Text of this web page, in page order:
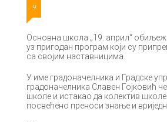
9
Основна школа „19. април“
уз пригодан програм који су
са својим наставницима.
У име градоначелника и Градске
градоначелника Славен Гојковић
школе и истакао да колектив
посвећено преноси знање и